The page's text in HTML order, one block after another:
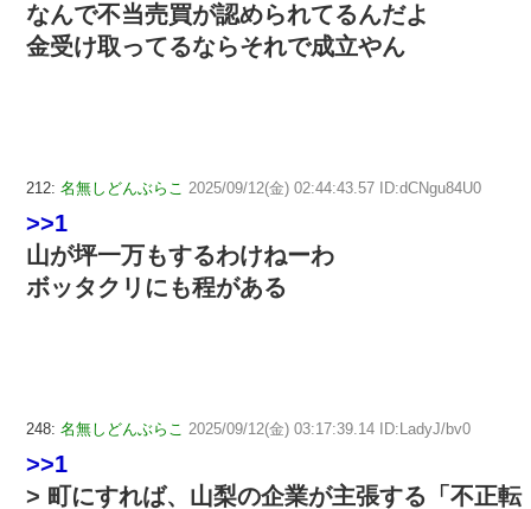
なんで不当売買が認められてるんだよ
金受け取ってるならそれで成立やん
212: 名無しどんぶらこ 2025/09/12(金) 02:44:43.57 ID:dCNgu84U0
>>1
山が坪一万もするわけねーわ
ボッタクリにも程がある
248: 名無しどんぶらこ 2025/09/12(金) 03:17:39.14 ID:LadyJ/bv0
>>1
> 町にすれば、山梨の企業が主張する「不正転